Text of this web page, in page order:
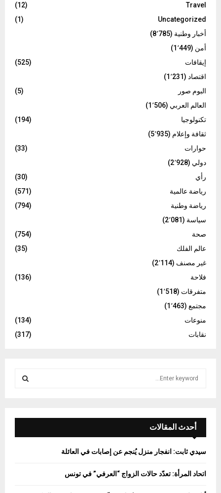
Travel
(12)
Uncategorized
(1)
أخبار وطنية (8٬785)
أمن (1٬449)
إيقافات
(525)
اقتصاد (1٬231)
البوم صور
(5)
العالم العربي (1٬506)
تكنولوجيا
(194)
ثقافة وإعلام (5٬935)
حوارات
(33)
دولي (2٬928)
رأي
(30)
رياضة عالمية
(571)
رياضة وطنية
(794)
سياسة (2٬081)
صحة
(754)
عالم الفلك
(35)
غير مصنف (2٬114)
فلاحة
(136)
متفرقات (1٬518)
مجتمع (1٬463)
منوعات
(134)
نقابات
(317)
f
r
E
A
أحدث المقالات
سيدي ثابت: انفجار منزل يُنجم عن إصابات في العائلة
اتحاد المرأة: تعدّد حالات الزواج “العرفي” في تونس